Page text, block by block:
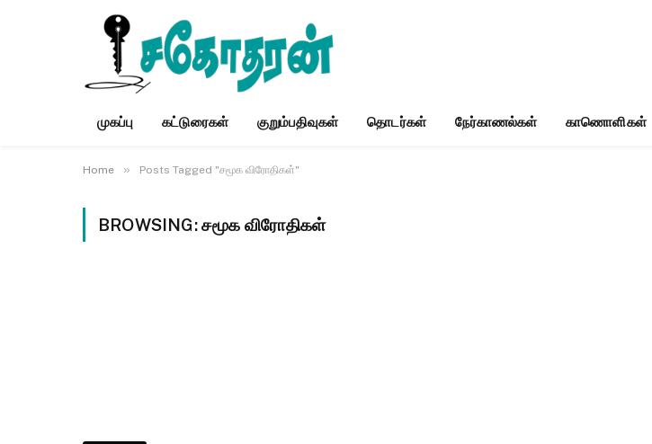
முகப்பு கட்டுரைகள் குறும்பதிவுகள் தொடர்கள் நேர்காணல்கள் காணொளிகள்
Home » Posts Tagged "சமூக விரோதிகள்"
BROWSING:சமூக விரோதிகள்